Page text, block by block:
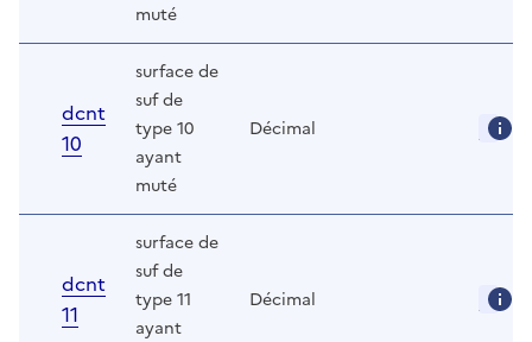
muté
dcnt
10
surface de
suf de
type 10
ayant
muté
Décimal
dcnt
11
surface de
suf de
type 11
ayant
Décimal